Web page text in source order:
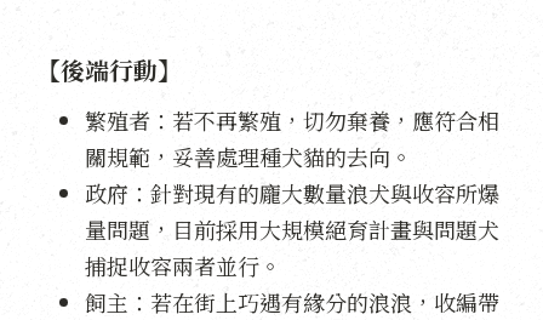
【後端行動】
繁殖者：若不再繁殖，切勿棄養，應符合相
關規範，妥善處理種犬貓的去向。
政府：針對現有的龐大數量浪犬與收容所爆
量問題，目前採用大規模絕育計畫與問題犬
捕捉收容兩者並行。
飼主：若在街上巧遇有緣分的浪浪，收編帶